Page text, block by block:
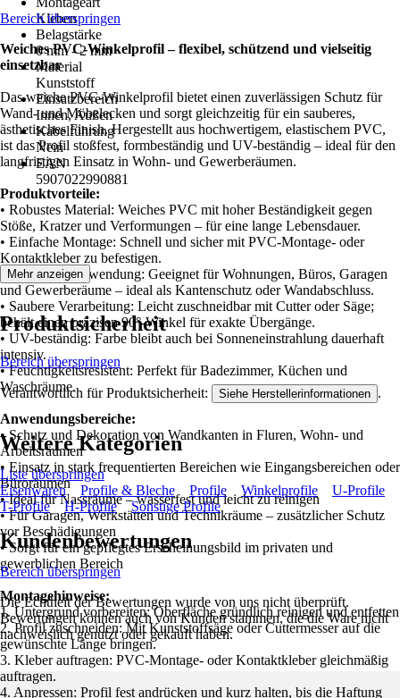
Kleben
Belagstärke
0 mm - 2 mm
Material
Kunststoff
Einsatzbereich
Innen, Außen
Kabelführung
Nein
EAN
5907022990881
Bereich überspringen
Weiches PVC-Winkelprofil – flexibel, schützend und vielseitig
einsetzbar
Das weiche PVC-Winkelprofil bietet einen zuverlässigen Schutz für
Wand- und Möbelecken und sorgt gleichzeitig für ein sauberes,
ästhetisches Finish. Hergestellt aus hochwertigem, elastischem PVC,
ist das Profil stoßfest, formbeständig und UV-beständig – ideal für den
langfristigen Einsatz in Wohn- und Gewerberäumen.
Produktvorteile:
• Robustes Material: Weiches PVC mit hoher Beständigkeit gegen
Stöße, Kratzer und Verformungen – für eine lange Lebensdauer.
• Einfache Montage: Schnell und sicher mit PVC-Montage- oder
Kontaktkleber zu befestigen.
• Vielseitige Anwendung: Geeignet für Wohnungen, Büros, Garagen
und Gewerberäume – ideal als Kantenschutz oder Wandabschluss.
• Saubere Verarbeitung: Leicht zuschneidbar mit Cutter oder Säge;
behält einen präzisen 90°-Winkel für exakte Übergänge.
• UV-beständig: Farbe bleibt auch bei Sonneneinstrahlung dauerhaft
intensiv.
• Feuchtigkeitsresistent: Perfekt für Badezimmer, Küchen und
Waschräume.
Anwendungsbereiche:
• Schutz und Dekoration von Wandkanten in Fluren, Wohn- und
Arbeitsräumen
• Einsatz in stark frequentierten Bereichen wie Eingangsbereichen oder
Büroräumen
• Ideal für Nassräume – wasserfest und leicht zu reinigen
• Für Garagen, Werkstätten und Technikräume – zusätzlicher Schutz
vor Beschädigungen
• Sorgt für ein gepflegtes Erscheinungsbild im privaten und
gewerblichen Bereich
Montagehinweise:
1. Untergrund vorbereiten: Oberfläche gründlich reinigen und entfetten
2. Profil zuschneiden: Mit Kunststoffsäge oder Cuttermesser auf die
gewünschte Länge bringen.
3. Kleber auftragen: PVC-Montage- oder Kontaktkleber gleichmäßig
auftragen.
4. Anpressen: Profil fest andrücken und kurz halten, bis die Haftung
Mehr anzeigen
Produktsicherheit
Bereich überspringen
Verantwortlich für Produktsicherheit: Siehe Herstellerinformationen .
Weitere Kategorien
Liste überspringen
Eisenwaren
Profile & Bleche Profile Winkelprofile
U-Profile
T-Profile
H-Profile Sonstige Profile
Kundenbewertungen
Bereich überspringen
Die Echtheit der Bewertungen wurde von uns nicht überprüft.
Bewertungen können auch von Kunden stammen, die die Ware nicht
nachweislich genutzt oder gekauft haben.